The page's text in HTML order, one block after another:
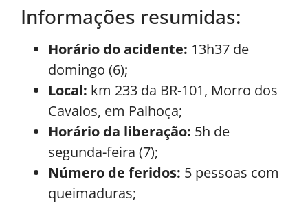
Informações resumidas:
Horário do acidente: 13h37 de
domingo (6);
Local: km 233 da BR-101, Morro dos
Cavalos, em Palhoça;
Horário da liberação: 5h de
segunda-feira (7);
Número de feridos: 5 pessoas com
queimaduras;